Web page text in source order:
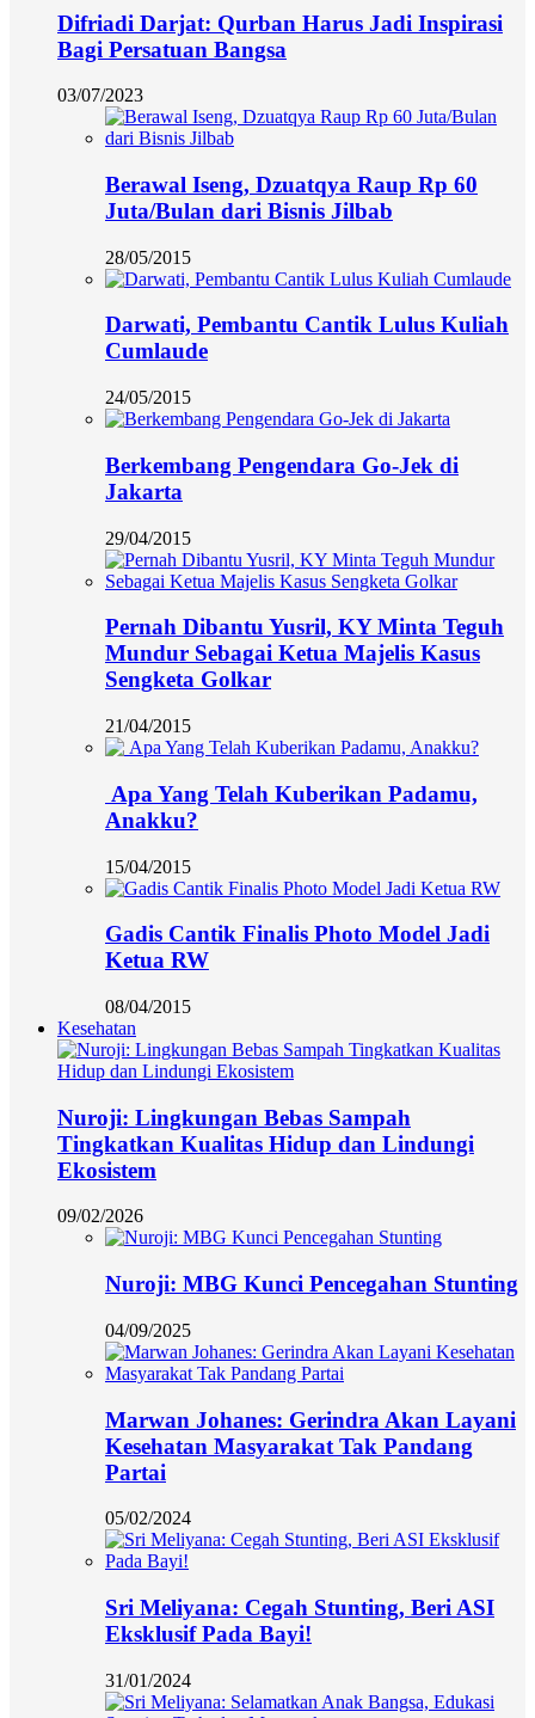
Difriadi Darjat: Qurban Harus Jadi Inspirasi
Bagi Persatuan Bangsa
03/07/2023
Berawal Iseng, Dzuatqya Raup Rp 60
Juta/Bulan dari Bisnis Jilbab
28/05/2015
Darwati, Pembantu Cantik Lulus Kuliah
Cumlaude
24/05/2015
Berkembang Pengendara Go-Jek di
Jakarta
29/04/2015
Pernah Dibantu Yusril, KY Minta Teguh
Mundur Sebagai Ketua Majelis Kasus
Sengketa Golkar
21/04/2015
Apa Yang Telah Kuberikan Padamu,
Anakku?
15/04/2015
Gadis Cantik Finalis Photo Model Jadi
Ketua RW
08/04/2015
Kesehatan
Nuroji: Lingkungan Bebas Sampah
Tingkatkan Kualitas Hidup dan Lindungi
Ekosistem
09/02/2026
Nuroji: MBG Kunci Pencegahan Stunting
04/09/2025
Marwan Johanes: Gerindra Akan Layani
Kesehatan Masyarakat Tak Pandang
Partai
05/02/2024
Sri Meliyana: Cegah Stunting, Beri ASI
Eksklusif Pada Bayi!
31/01/2024